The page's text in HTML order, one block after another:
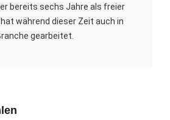
er bereits sechs Jahre als freier
während dieser Zeit auch in
gearbeitet.